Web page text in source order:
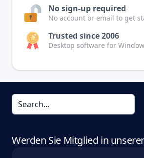
No sign-up required
No account or email to get
Trusted since 2006
Desktop software for
Werden Sie Mitglied in